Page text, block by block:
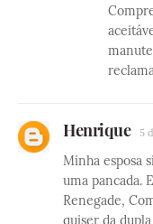
Henrique 5
Minha esposa
uma pancada.
Renegade,
quiser da